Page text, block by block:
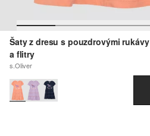
Šaty z dresu s pouzdrovými rukávy
a flitry
s.Oliver